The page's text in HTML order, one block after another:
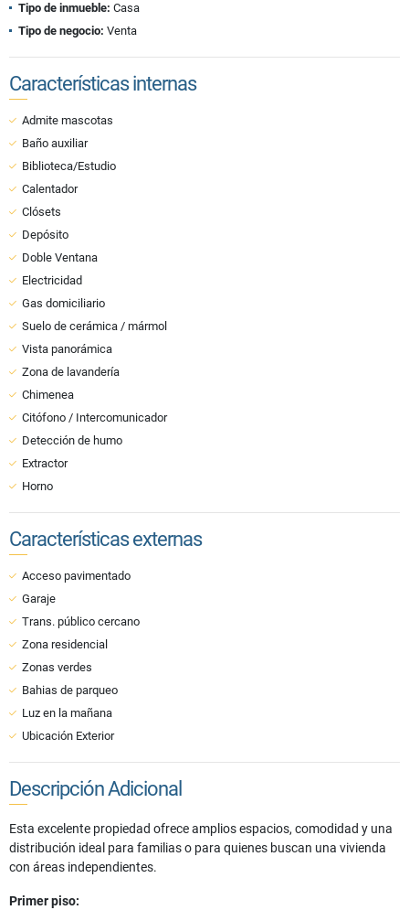
Tipo de inmueble: Casa
Tipo de negocio: Venta
Características internas
Admite mascotas
Baño auxiliar
Biblioteca/Estudio
Calentador
Clósets
Depósito
Doble Ventana
Electricidad
Gas domiciliario
Suelo de cerámica / mármol
Vista panorámica
Zona de lavandería
Chimenea
Citófono / Intercomunicador
Detección de humo
Extractor
Horno
Características externas
Acceso pavimentado
Garaje
Trans. público cercano
Zona residencial
Zonas verdes
Bahias de parqueo
Luz en la mañana
Ubicación Exterior
Descripción Adicional
Esta excelente propiedad ofrece amplios espacios, comodidad y una
distribución ideal para familias o para quienes buscan una vivienda
con áreas independientes.
Primer piso: